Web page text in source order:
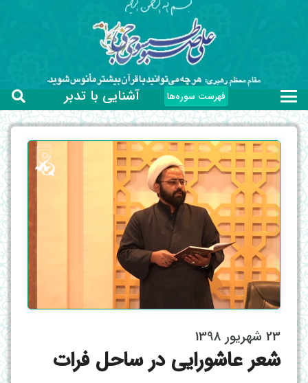
فهرست سوره‌ها آشنایی با تدبر
23 شهریور 1398
شعر عاشورایی در ساحل فرات